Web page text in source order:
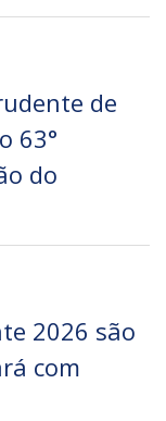
de
63°
do
2026 são
com